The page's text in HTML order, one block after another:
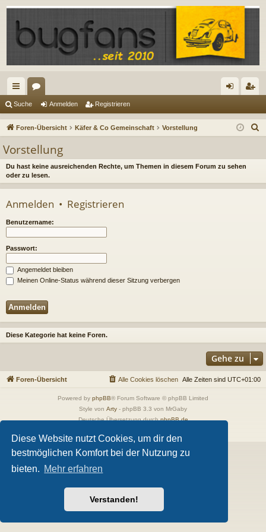
Diese Website nutzt Cookies, um dir den
bestmöglichen Komfort bei der Nutzung zu
bieten. Mehr erfahren
Verstanden!
ch
ne
ug
riff
en m
de
ist
re
Suche Anmelden Registrieren
Foren-Übersicht Käfer & Co Gemeinschaft Vorstellung
Vorstellung
Du hast keine ausreichenden Rechte, um Themen in diesem Forum zu sehen
oder zu lesen.
Anmelden • Registrieren
Benutzername:
Passwort:
Angemeldet bleiben
Meinen Online-Status während dieser Sitzung verbergen
Diese Kategorie hat keine Foren.
Gehe zu
Foren-Übersicht Alle Zeiten sind UTC+01:00
Alle Cookies löschen
Powered by phpBB® Forum Software © phpBB Limited
Style von Arty - phpBB 3.3 von MrGaby
Deutsche Übersetzung durchphpBB.de